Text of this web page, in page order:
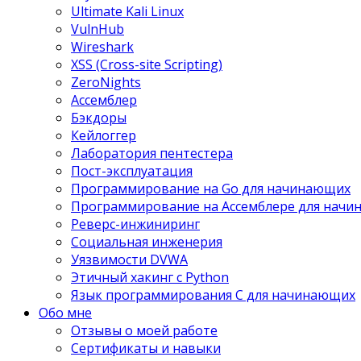
Ultimate Kali Linux
VulnHub
Wireshark
XSS (Cross-site Scripting)
ZeroNights
Ассемблер
Бэкдоры
Кейлоггер
Лаборатория пентестера
Пост-эксплуатация
Программирование на Go для начинающих
Программирование на Ассемблере для
Реверс-инжиниринг
Социальная инженерия
Уязвимости DVWA
Этичный хакинг с Python
Язык программирования С для начинающих
Обо мне
Отзывы о моей работе
Сертификаты и навыки